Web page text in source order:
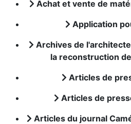
Achat et vente de
Application
Archives de
la reconstruction
Articles de
Articles de
Articles du journal